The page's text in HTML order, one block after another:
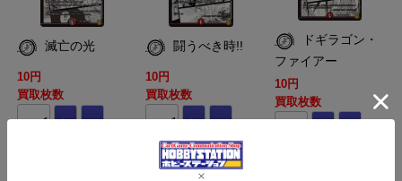
滅亡の光
10円
買取枚数
闘うべき時!!
10円
買取枚数
買取カート
ファイアー
10円
買取枚数